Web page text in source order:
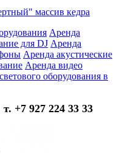
массив кедра
Аренда
для DJ Аренда
Аренда акустические
Аренда видео
оборудования в
+7 927 224 33 33